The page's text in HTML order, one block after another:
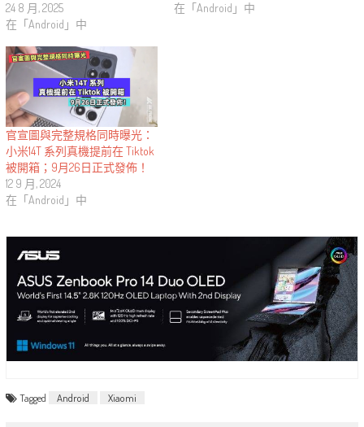
24 8 月, 2025
在「Android」中
在「Android」中
官宣圖與完整規格同時曝光：
小米14T 系列真機提前在 Tiktok
被開箱；9月26日正式發佈！
12 9 月, 2024
在「Android」中
Tagged Android Xiaomi